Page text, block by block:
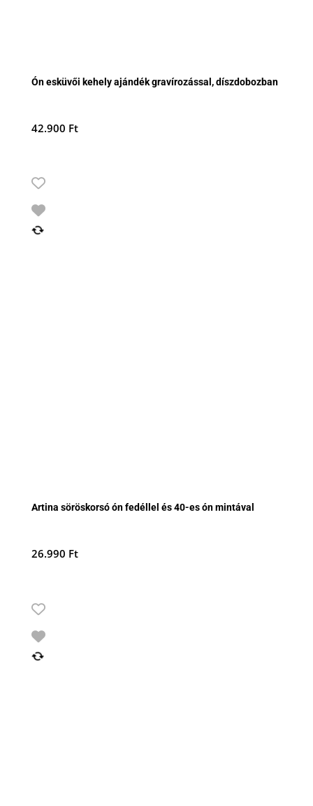
Ón esküvői kehely ajándék gravírozással, díszdobozban
42.900 Ft
Artina söröskorsó ón fedéllel és 40-es ón mintával
26.990 Ft